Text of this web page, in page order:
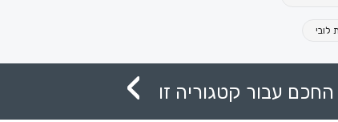
לובי
עבור קטגוריה זו